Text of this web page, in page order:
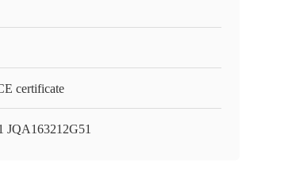
certificate
JQA163212G51